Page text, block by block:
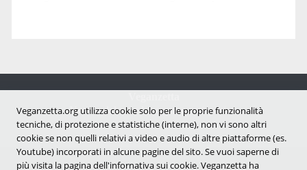
Notizie dal mondo vegan e antispecista
Veganzetta.org utilizza cookie solo per le proprie funzionalità
tecniche, di protezione e statistiche (interne), non vi sono altri
cookie se non quelli relativi a video e audio di altre piattaforme (es.
Youtube) incorporati in alcune pagine del sito. Se vuoi saperne di
più visita la pagina dell'infornativa sui cookie. Veganzetta ha